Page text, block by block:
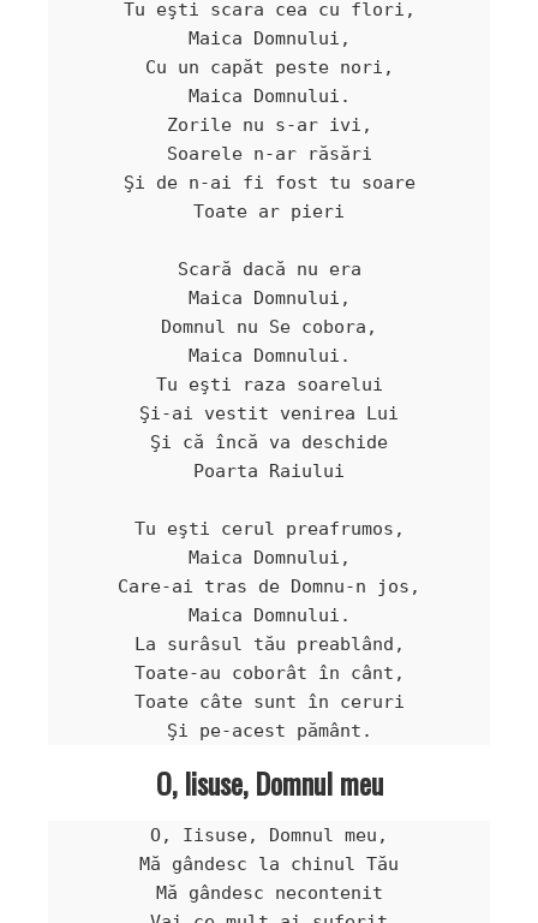
Tu eşti scara cea cu flori,
Maica Domnului,
Cu un capăt peste nori,
Maica Domnului.
Zorile nu s-ar ivi,
Soarele n-ar răsări
Şi de n-ai fi fost tu soare
Toate ar pieri
Scară dacă nu era
Maica Domnului,
Domnul nu Se cobora,
Maica Domnului.
Tu eşti raza soarelui
Şi-ai vestit venirea Lui
Şi că încă va deschide
Poarta Raiului
Tu eşti cerul preafrumos,
Maica Domnului,
Care-ai tras de Domnu-n jos,
Maica Domnului.
La surâsul tău preablând,
Toate-au coborât în cânt,
Toate câte sunt în ceruri
O, Iisuse, Domnul meu
O, Iisuse, Domnul meu,
Mă gândesc la chinul Tău
Mă gândesc necontenit